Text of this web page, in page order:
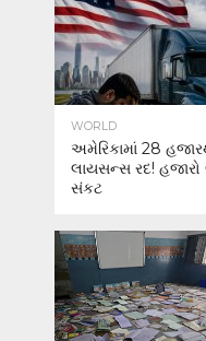
WORLD
અમેરિકામાં 28
લાયસન્સ રદ! હજારો
સંકટ